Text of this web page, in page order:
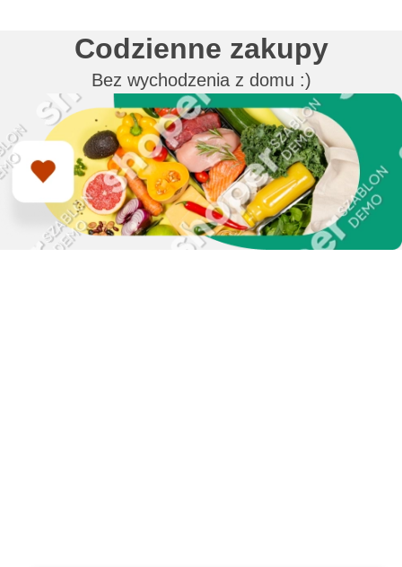
Codzienne zakupy
Bez wychodzenia z domu :)